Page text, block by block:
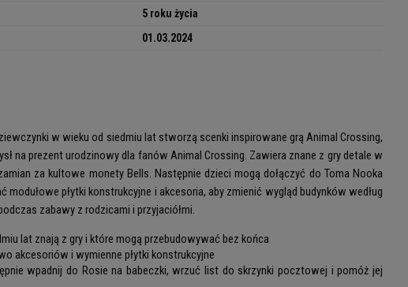
5 roku życia
01.03.2024
w wieku od siedmiu lat stworzą scenki inspirowane grą Animal Crossing,
na prezent urodzinowy dla fanów Animal Crossing. Zawiera znane z gry detale w
za kultowe monety Bells. Następnie dzieci mogą dołączyć do Toma Nooka
płytki konstrukcyjne i akcesoria, aby zmienić wygląd budynków według
zabawy z rodzicami i przyjaciółmi.
lat znają z gry i które mogą przebudowywać bez końca
akcesoriów i wymienne płytki konstrukcyjne
wpadnij do Rosie na babeczki, wrzuć list do skrzynki pocztowej i pomóż jej